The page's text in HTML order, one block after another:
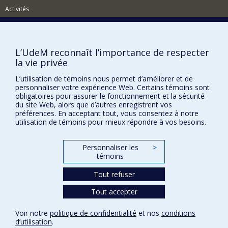
Activités
Plan du site
Accessibilité
FACULTÉ DES ARTS ET DES SCIENCES
Nos départements et écoles
Nos centres d'études
Conditions d’utilisation
Paramètres des témoins
Université de
L’UdeM reconnaît l’importance de respecter
la vie privée
L’utilisation de témoins nous permet d’améliorer et de
personnaliser votre expérience Web. Certains témoins sont
obligatoires pour assurer le fonctionnement et la sécurité
du site Web, alors que d’autres enregistrent vos
préférences. En acceptant tout, vous consentez à notre
utilisation de témoins pour mieux répondre à vos besoins.
Personnaliser les
témoins
>
Tout refuser
Tout accepter
Voir notre politique de confidentialité et nos conditions
d’utilisation.